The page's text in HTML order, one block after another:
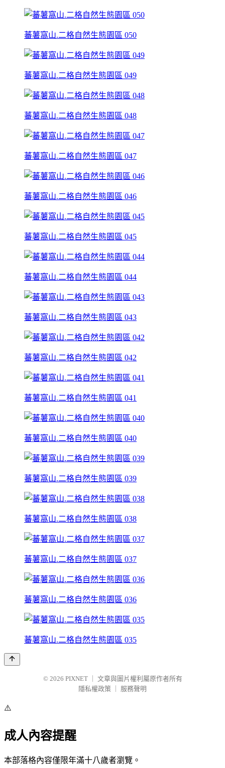
蕃薯窩山.二格自然生態園區 050
蕃薯窩山.二格自然生態園區 049
蕃薯窩山.二格自然生態園區 048
蕃薯窩山.二格自然生態園區 047
蕃薯窩山.二格自然生態園區 046
蕃薯窩山.二格自然生態園區 045
蕃薯窩山.二格自然生態園區 044
蕃薯窩山.二格自然生態園區 043
蕃薯窩山.二格自然生態園區 042
蕃薯窩山.二格自然生態園區 041
蕃薯窩山.二格自然生態園區 040
蕃薯窩山.二格自然生態園區 039
蕃薯窩山.二格自然生態園區 038
蕃薯窩山.二格自然生態園區 037
蕃薯窩山.二格自然生態園區 036
蕃薯窩山.二格自然生態園區 035
© 2026 PIXNET
文章與圖片權利屬原作者所有
隱私權政策
服務聲明
⚠️
成人內容提醒
本部落格內容僅限年滿十八歲者瀏覽。